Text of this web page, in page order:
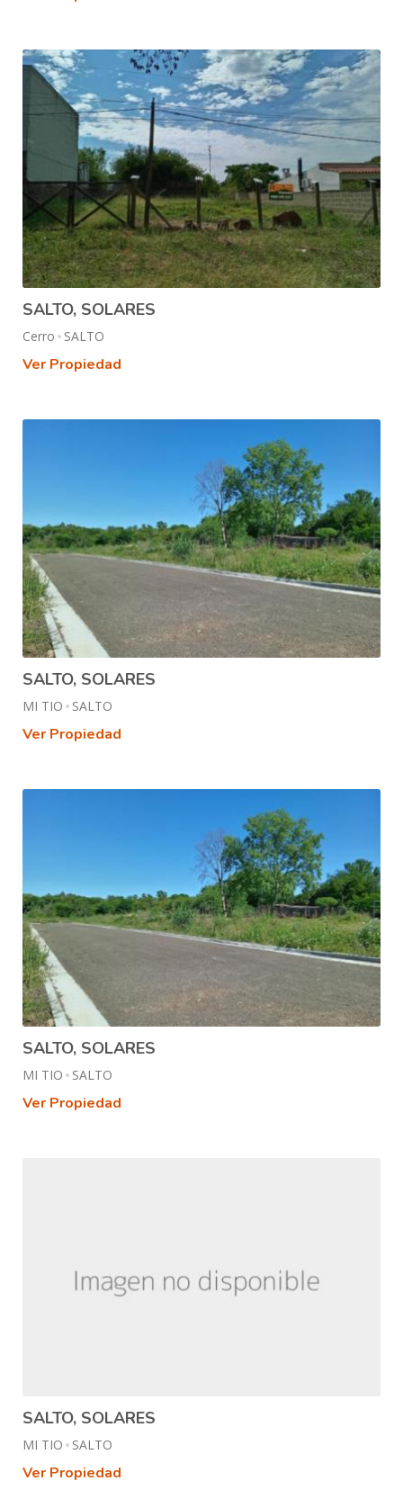
SALTO, SOLARES
Cerro SALTO
Ver Propiedad
SALTO, SOLARES
MI TIO SALTO
Ver Propiedad
SALTO, SOLARES
MI TIO SALTO
Ver Propiedad
SALTO, SOLARES
MI TIO SALTO
Ver Propiedad